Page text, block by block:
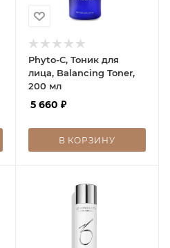
Phyto-C, Тоник для
лица, Balancing Toner,
200 мл
5 660 ₽
В КОРЗИНУ